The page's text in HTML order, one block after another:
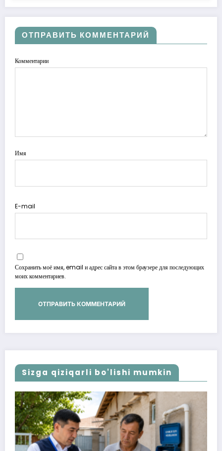
ОТПРАВИТЬ КОММЕНТАРИЙ
Комментарии
Имя
E-mail
Сохранить моё имя, email и адрес сайта в этом браузере для последующих
моих комментариев.
Sizga qiziqarli bo'lishi mumkin